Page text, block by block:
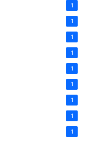
1
1
1
1
1
1
1
1
1